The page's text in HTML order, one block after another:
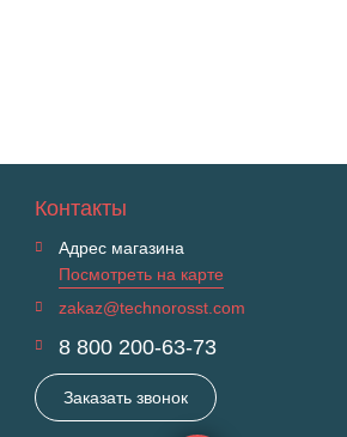
Контакты
Адрес магазина
Посмотреть на карте
zakaz@technorosst.com
8 800 200-63-73
Заказать звонок